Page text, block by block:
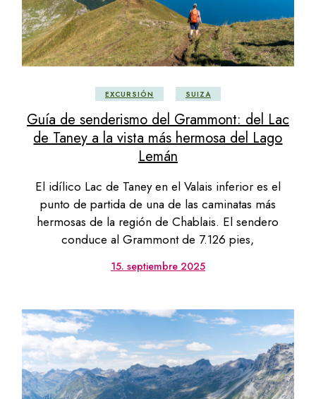
EXCURSIÓN SUIZA
Guía de senderismo del Grammont: del Lac
de Taney a la vista más hermosa del Lago
Lemán
El idílico Lac de Taney en el Valais inferior es el
punto de partida de una de las caminatas más
hermosas de la región de Chablais. El sendero
conduce al Grammont de 7.126 pies,
15. septiembre 2025